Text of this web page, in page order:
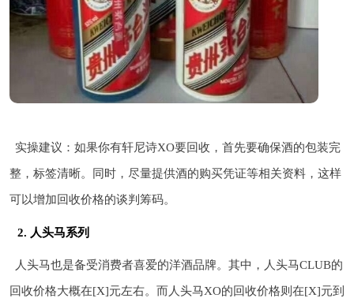
实操建议：如果你有轩尼诗XO要回收，首先要确保酒的包装完
整，标签清晰。同时，尽量提供酒的购买凭证等相关资料，这样
可以增加回收价格的谈判筹码。
2. 人头马系列
人头马也是备受消费者喜爱的洋酒品牌。其中，人头马CLUB的
回收价格大概在[X]元左右。而人头马XO的回收价格则在[X]元到